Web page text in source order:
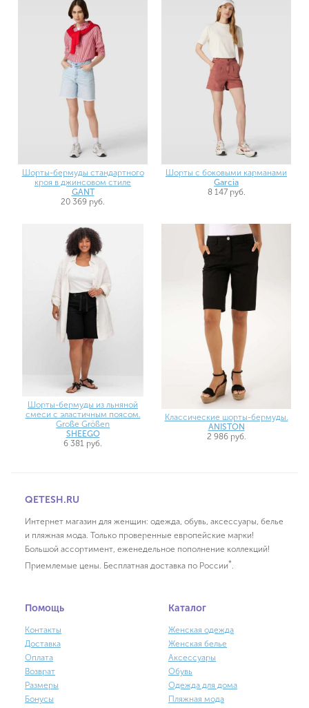
Шорты-бермуды стандартного
кроя в джинсовом стиле
GANT
20 369 руб.
Шорты с боковыми карманами
Garcia
8 147 руб.
Шорты-бермуды из льняной
смеси с эластичным поясом.
Große Größen
SHEEGO
6 381 руб.
Классические шорты-бермуды.
ANISTON
2 986 руб.
QETESH.RU
Интернет магазин для женщин: одежда, обувь, аксессуары, белье
и пляжная мода. Только проверенные европейские марки!
Большой ассортимент, еженедельное пополнение коллекций!
Приемлемые цены. Бесплатная доставка по России*.
Помощь
Контакты
Доставка
Оплата
Возврат
Размеры
Бонусы
Каталог
Женская одежда
Женская белье
Аксессуары
Обувь
Одежда для дома
Пляжная мода